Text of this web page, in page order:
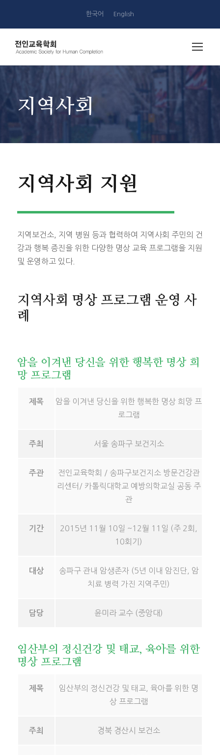
한국어 English
지역사회
지역사회 지원
지역보건소, 지역 병원 등과 협력하여 지역사회 주민의 건
강과 행복 증진을 위한 다양한 명상 교육 프로그램을 지원
및 운영하고 있다.
지역사회 명상 프로그램 운영 사
례
암을 이겨낸 당신을 위한 행복한 명상 희
망 프로그램
제목
암을 이겨낸 당신을 위한 행복한 명상 희망 프
로그램
주최 서울 송파구 보건지소
주관
전인교육학회 / 송파구보건지소 방문건강관
리센터/ 카톨릭대학교 예방의학교실 공동 주
관
기간
2015년 11월 10일 ~12월 11일 (주 2회,
10회기)
대상
송파구 관내 암생존자 (5년 이내 암진단, 암
치료 병력 가진 지역주민)
담당 윤미라 교수 (중앙대)
임산부의 정신건강 및 태교, 육아를 위한
명상 프로그램
제목
임산부의 정신건강 및 태교, 육아를 위한 명
상 프로그램
주최 경북 경산시 보건소